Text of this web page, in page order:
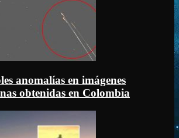
anomalías en imágenes
obtenidas en Colombia